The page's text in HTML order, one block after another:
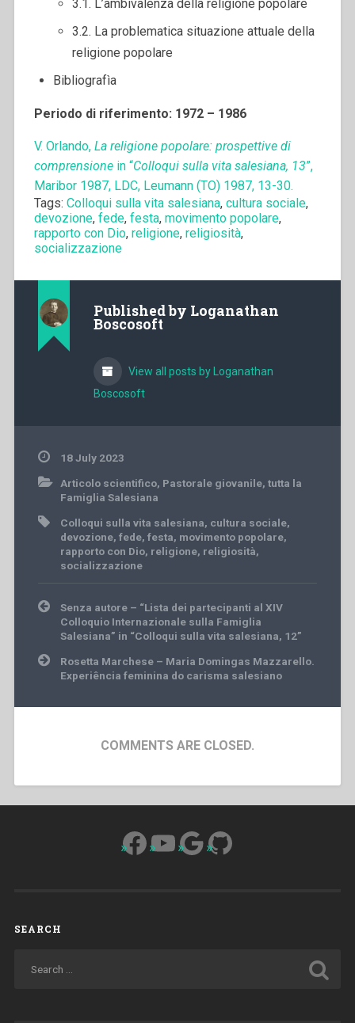
3.1. L’ambivalenza della religione popolare
3.2. La problematica situazione attuale della
religione popolare
Bibliografìa
Periodo di riferimento: 1972 – 1986
V. Orlando, La religione popolare: prospettive di
comprensionein “Colloqui sulla vita salesiana, 13”,
Maribor 1987, LDC, Leumann (TO) 1987, 13-30.
Tags: Colloqui sulla vita salesiana, cultura sociale,
devozione, fede, festa, movimento popolare,
rapporto con Dio, religione, religiosità,
socializzazione
Published by Loganathan
Boscosoft
View all posts by Loganathan
Boscosoft
18 July 2023
Articolo scientifico, Pastorale giovanile, tutta la
Famiglia Salesiana
Colloqui sulla vita salesiana, cultura sociale,
devozione, fede, festa, movimento popolare,
rapporto con Dio, religione, religiosità,
socializzazione
Post
navigation
Senza autore – “Lista dei partecipanti al XIV
Colloquio Internazionale sulla Famiglia
Salesiana” in “Colloqui sulla vita salesiana, 12”
Rosetta Marchese – Maria Domingas Mazzarello.
Experiência feminina do carisma salesiano
COMMENTS ARE CLOSED.
Facebook
YouTube
Google
GitHub
SEARCH